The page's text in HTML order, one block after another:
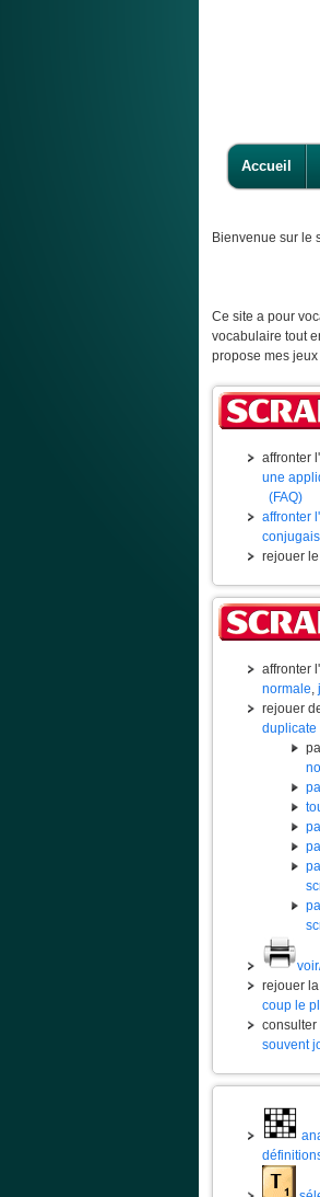
Accueil
Bienvenue sur le
Ce site a pour
vocabulaire tout
propose mes
affronter
une
(FAQ)
affronter
rejouer le
affronter
normale,
rejouer
duplicate
rejouer la
coup le
consulter
souvent